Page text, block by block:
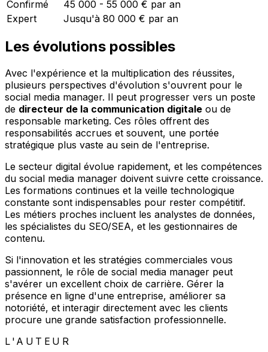
Confirmé
45 000 - 55 000 € par an
Expert
Jusqu'à 80 000 € par an
Les évolutions possibles
Avec l'expérience et la multiplication des réussites,
plusieurs perspectives d'évolution s'ouvrent pour le
social media manager. Il peut progresser vers un poste
de directeur de la communication digitale ou de
responsable marketing. Ces rôles offrent des
responsabilités accrues et souvent, une portée
stratégique plus vaste au sein de l'entreprise.
Le secteur digital évolue rapidement, et les compétences
du social media manager doivent suivre cette croissance.
Les formations continues et la veille technologique
constante sont indispensables pour rester compétitif.
Les métiers proches incluent les analystes de données,
les spécialistes du SEO/SEA, et les gestionnaires de
contenu.
Si l'innovation et les stratégies commerciales vous
passionnent, le rôle de social media manager peut
s'avérer un excellent choix de carrière. Gérer la
présence en ligne d'une entreprise, améliorer sa
notoriété, et interagir directement avec les clients
procure une grande satisfaction professionnelle.
L'AUTEUR